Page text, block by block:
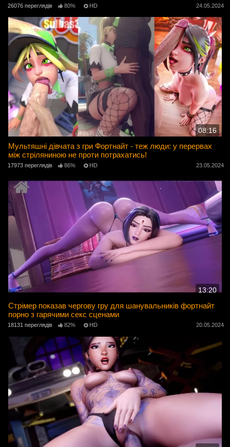
26076 переглядів 80% HD 24.05.2024
08:16
Мультяшні дівчата з гри Фортнайт - теж люди: у перервах
між стріляниною не проти потрахатись!
17973 переглядів 86% HD 23.05.2024
13:20
Стрімер показав чергову гру для шанувальників фортнайт
порно з гарячими секс сценами
18131 переглядів 82% HD 20.05.2024